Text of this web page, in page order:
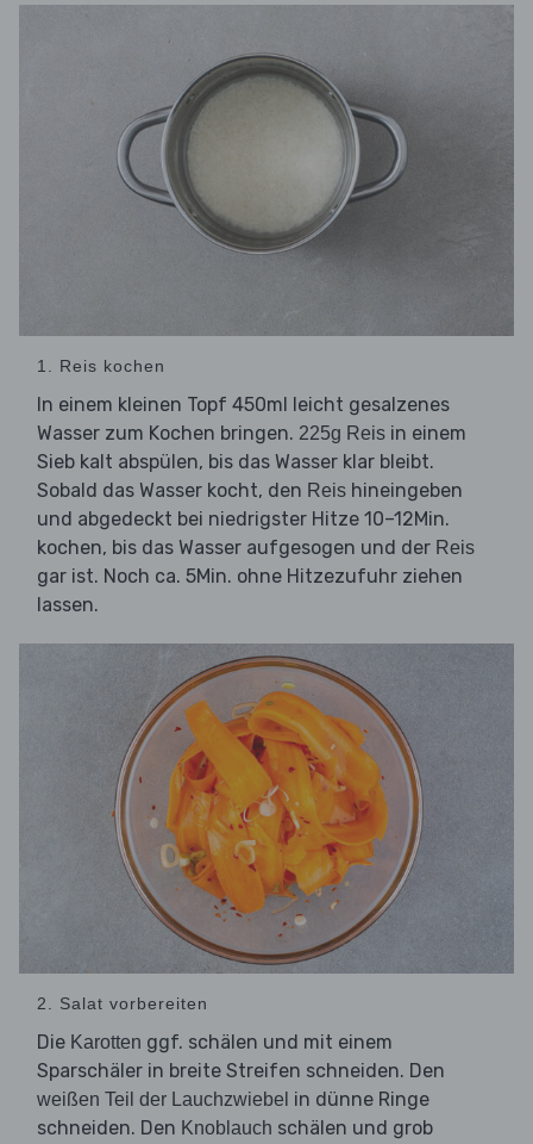
1. Reis kochen
In einem kleinen Topf 450ml leicht gesalzenes
Wasser zum Kochen bringen. 225g Reis in einem
Sieb kalt abspülen, bis das Wasser klar bleibt.
Sobald das Wasser kocht, den Reis hineingeben
und abgedeckt bei niedrigster Hitze 10–12Min.
kochen, bis das Wasser aufgesogen und der Reis
gar ist. Noch ca. 5Min. ohne Hitzezufuhr ziehen
lassen.
2. Salat vorbereiten
Die Karotten ggf. schälen und mit einem
Sparschäler in breite Streifen schneiden. Den
weißen Teil der Lauchzwiebel in dünne Ringe
schneiden. Den Knoblauch schälen und grob